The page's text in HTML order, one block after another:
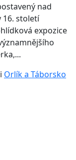
nad
16. století
expozice
Orlík a Táborsko